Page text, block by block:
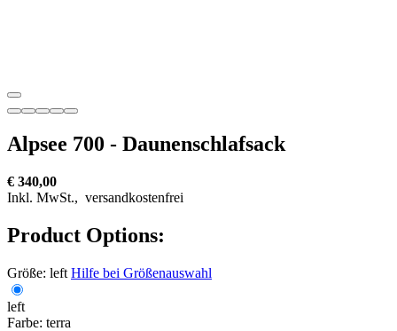
Alpsee 700 - Daunenschlafsack
€ 340,00
Inkl. MwSt., versandkostenfrei
Product Options:
Größe: left Hilfe bei Größenauswahl
left
Farbe: terra